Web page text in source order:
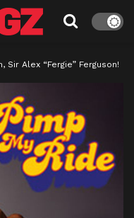
Sir Alex “Fergie” Ferguson!